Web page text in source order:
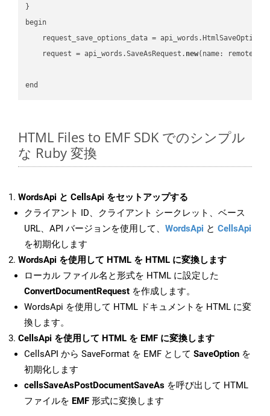
}
begin
request_save_options_data =
    request = api_words.SaveAsRequest.
new(name:
HTML Files to EMF SDK でのシンプル
な Ruby 変換
WordsApi と CellsApi をセットアップする
クライアント ID、クライアント シークレット、ベース
URL、API バージョンを使用して、 WordsApi と CellsApi
を初期化します
WordsApi を使用して HTML を HTML に変換します
ローカル ファイル名と形式を HTML に設定した
ConvertDocumentRequest を作成します。
WordsApi を使用して HTML ドキュメントを HTML に変
換します。
CellsApi を使用して HTML を EMF に変換します
CellsAPI から SaveFormat を EMF として SaveOption を
初期化します
cellsSaveAsPostDocumentSaveAs を呼び出して HTML
ファイルを EMF 形式に変換します